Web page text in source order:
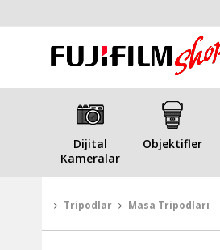
Dijital
Kameralar
Objektifler
Tripodlar Masa Tripodları